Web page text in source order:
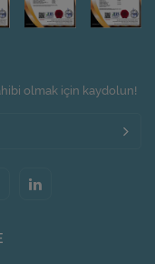
olmak için kaydolun!